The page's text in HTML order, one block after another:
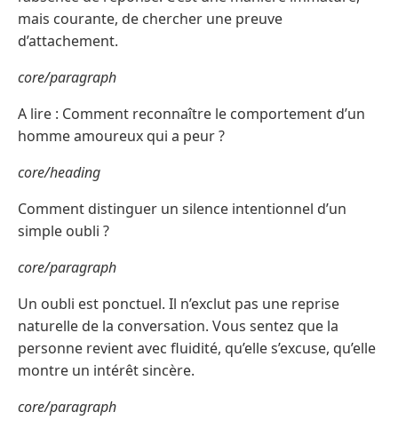
mais courante, de chercher une preuve
d’attachement.
core/paragraph
A lire : Comment reconnaître le comportement d’un
homme amoureux qui a peur ?
core/heading
Comment distinguer un silence intentionnel d’un
simple oubli ?
core/paragraph
Un oubli est ponctuel. Il n’exclut pas une reprise
naturelle de la conversation. Vous sentez que la
personne revient avec fluidité, qu’elle s’excuse, qu’elle
montre un intérêt sincère.
core/paragraph